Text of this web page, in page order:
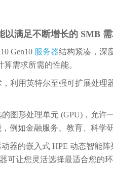
以满足不断增长的 SMB
Gen10 服务器结构紧凑，深
需求所需的性能。
利用英特尔至强可扩展处理
图形处理单元 (GPU)，允
例如金融服务、教育、科学
动器的嵌入式 HPE 动态智能
可让您灵活选择最适合您的